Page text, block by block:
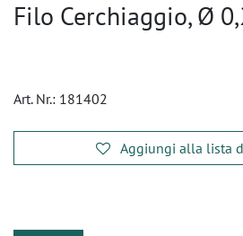
Filo Cerchiaggio, Ø
Art. Nr.: 181402
Aggiungi alla lista